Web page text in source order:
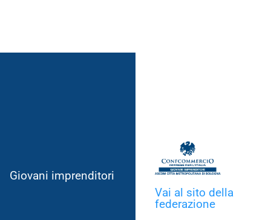
Giovani imprenditori
Vai al sito della
federazione